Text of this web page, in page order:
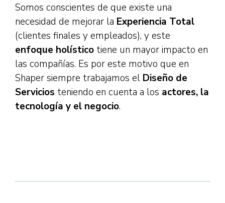
Somos conscientes de que existe una
necesidad de mejorar la Experiencia Total
(clientes finales y empleados), y este
enfoque holístico tiene un mayor impacto en
las compañías. Es por este motivo que en
Shaper siempre trabajamos el Diseño de
Servicios teniendo en cuenta a los actores, la
tecnología y el negocio.​